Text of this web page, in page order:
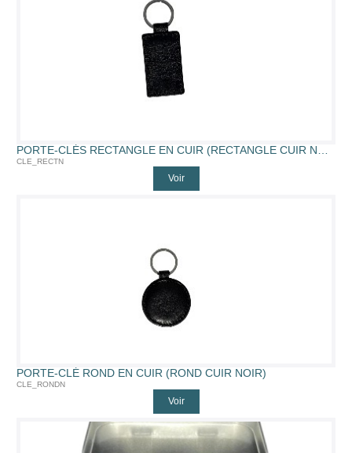
PORTE-CLÉS RECTANGLE EN CUIR (RECTANGLE CUIR NOIR)
CLE_RECTN
Voir
PORTE-CLÉ ROND EN CUIR (ROND CUIR NOIR)
CLE_RONDN
Voir